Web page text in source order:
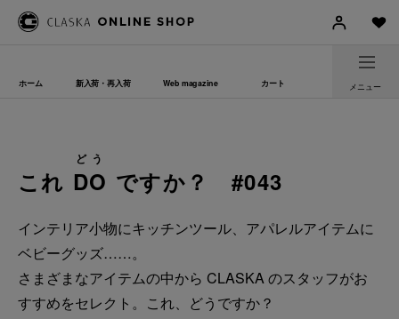
ホーム 新入荷・再入荷 Web magazine カート メニュー
これ DO
どう
ですか？ #043
インテリア小物にキッチンツール、アパレルアイテムに
ベビーグッズ……。
さまざまなアイテムの中から CLASKA のスタッフがお
すすめをセレクト。これ、どうですか？